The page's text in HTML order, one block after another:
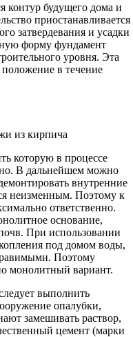
контур будущего дома и
приостанавливается
затвердевания и усадки
форму фундамент
уровня. Эта
положение в течение
которую в процессе
В дальнейшем можно
внутренние
неизменным. Поэтому к
ответственно.
основание,
При использовании
под домом воды,
Поэтому
монолитный вариант.
выполнить
опалубки,
замешивать раствор,
цемент (марки